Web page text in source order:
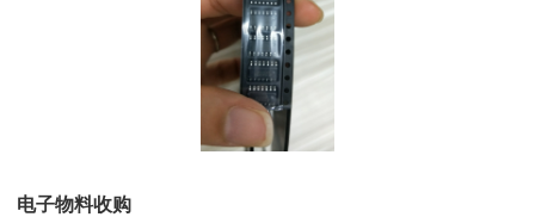
电子物料收购